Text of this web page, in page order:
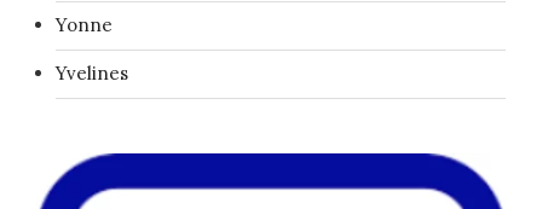
Yonne
Yvelines